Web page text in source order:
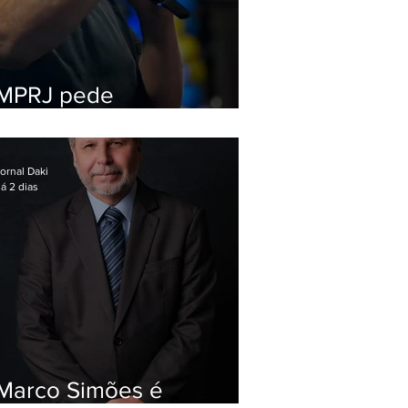
pede
Simões é
Daki
2 dias